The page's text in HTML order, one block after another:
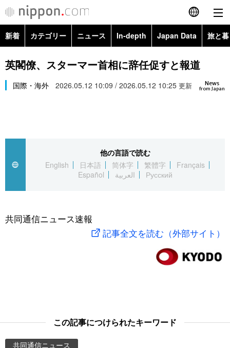
English
简体字
繁體字
العربية
社会
旅と暮らし
新着 カテゴリー ニュース In-depth Japan Data 旅と
政治・外交
経済・ビジネス
社会
文化
科学・技術
暮らし
Topics
Images
お知らせ
英閣僚、スターマー首相に辞任促すと報道
News
from Japan
国際・海外 2026.05.12 10:09 / 2026.05.12 10:25 更新
他の言語で読む
English
日本語 简体字 繁體字
Français
Español
العربية Русский
共同通信ニュース速報
記事全文を読む（外部サイト）
この記事につけられたキーワード
共同通信ニュース